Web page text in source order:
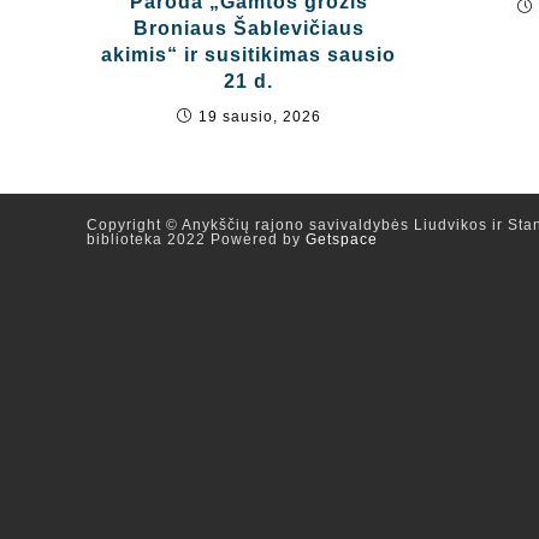
Broniaus Šablevičiaus
akimis“ ir susitikimas sausio
21 d.
19 sausio, 2026
Copyright © Anykščių rajono savivaldybės Liudvikos ir
biblioteka 2022 Powered by Getspace